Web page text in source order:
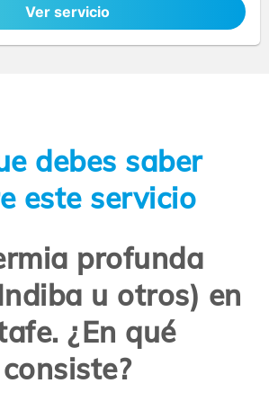
Ver servicio
debes saber
este servicio
profunda
u otros) en
¿En qué
consiste?